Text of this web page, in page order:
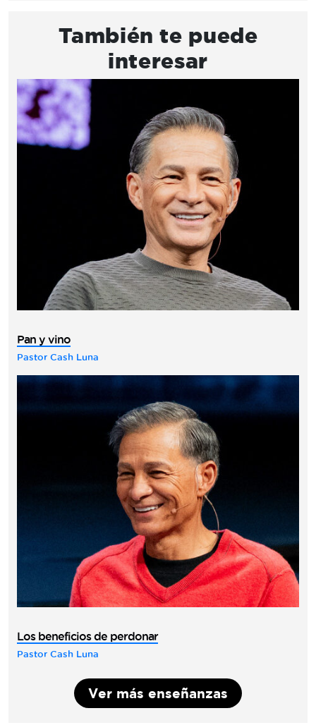
También te puede
interesar
Pan y vino
Pastor Cash Luna
Los beneficios de perdonar
Pastor Cash Luna
Ver más enseñanzas